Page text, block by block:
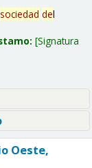
sociedad del
Signatura
Oeste,